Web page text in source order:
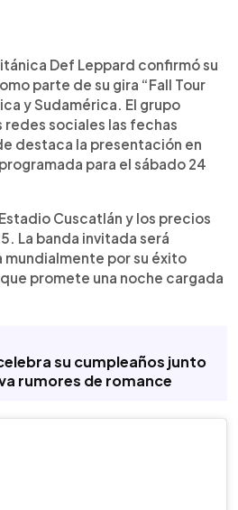
su regreso a El Salvador
2026, con un concierto
de octubre junto a la
aún no se revelan detalles
anuncio ha generado gran
visita del grupo al
en 1997. La banda
1977, es una de las más
éxitos como “Pour Some
y “Photograph”. Con
su concierto
eventos musicales más
Def Leppard confirmó su
parte de su gira “Fall Tour
y Sudamérica. El grupo
redes sociales las fechas
destaca la presentación en
para el sábado 24
Cuscatlán y los precios
La banda invitada será
por su éxito
promete una noche cargada
su cumpleaños junto
rumores de romance